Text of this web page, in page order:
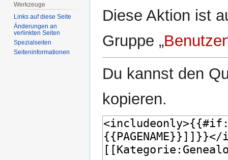
Diese Aktion ist
Gruppe „Benutzer
Du kannst den
kopieren.
Werkzeuge
Links auf diese Seite
Änderungen an
verlinkten Seiten
Spezialseiten
Seiten­­informationen